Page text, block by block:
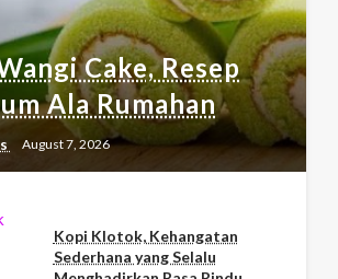
Cake, Resep
Ala Rumahan
August 7, 2026
Kopi Klotok, Kehangatan
Sederhana yang Selalu